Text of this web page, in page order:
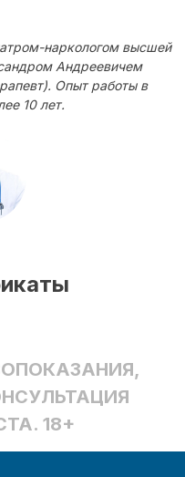
наркологом высшей
Андреевичем
Опыт работы в
10 лет.
18+